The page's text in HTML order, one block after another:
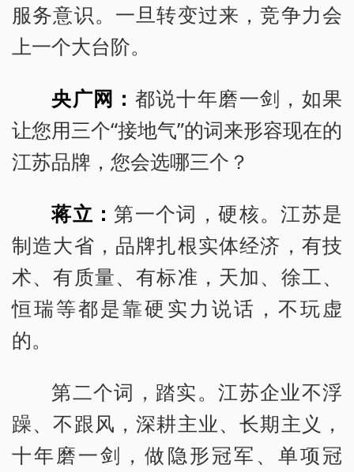
服务意识。一旦转变过来，竞争力会
上一个大台阶。
央广网： 都说十年磨一剑，如果
让您用三个“接地气”的词来形容现在的
江苏品牌，您会选哪三个？
蒋立： 第一个词，硬核。江苏是
制造大省，品牌扎根实体经济，有技
术、有质量、有标准，天加、徐工、
恒瑞等都是靠硬实力说话，不玩虚
的。
第二个词，踏实。江苏企业不浮
躁、不跟风，深耕主业、长期主义，
十年磨一剑，做隐形冠军、单项冠